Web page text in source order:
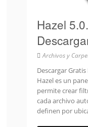
Hazel
Archivos y
Descargar
Hazel es un
permite crear
cada archivo
definen por